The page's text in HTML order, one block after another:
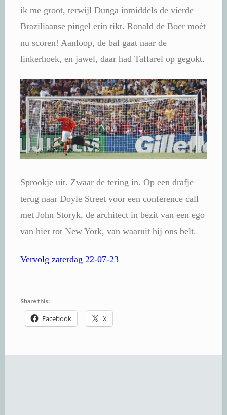
ik me groot, terwijl Dunga inmiddels de vierde
Braziliaanse pingel erin tikt. Ronald de Boer moét
nu scoren! Aanloop, de bal gaat naar de
linkerhoek, en jawel, daar had Taffarel op gegokt.
Sprookje uit. Zwaar de tering in. Op een drafje
terug naar Doyle Street voor een conference call
met John Storyk, de architect in bezit van een ego
van hier tot New York, van waaruit hij ons belt.
Vervolg zaterdag 22-07-23
Share this:
Facebook X